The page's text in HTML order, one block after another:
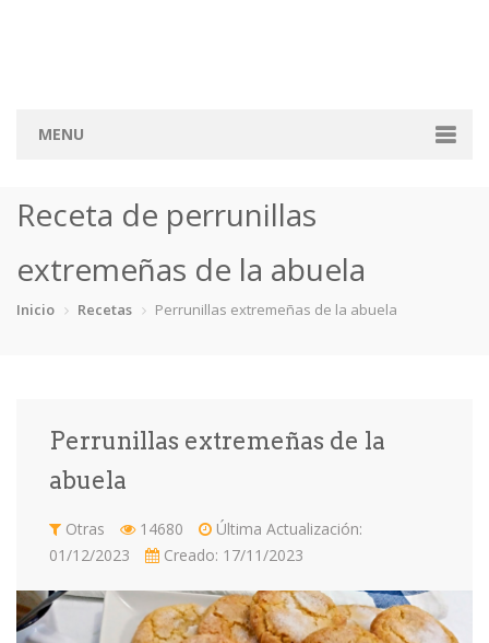
MENU
Categorías
Bizcochos Crepes Dulces Sartén
Consejos y Trucos
Contacto
Acceder / Registro
Receta de perrunillas
extremeñas de la abuela
Inicio Recetas Perrunillas extremeñas de la abuela
Perrunillas extremeñas de la
abuela
Otras 14680
Última Actualización:
01/12/2023
Creado: 17/11/2023